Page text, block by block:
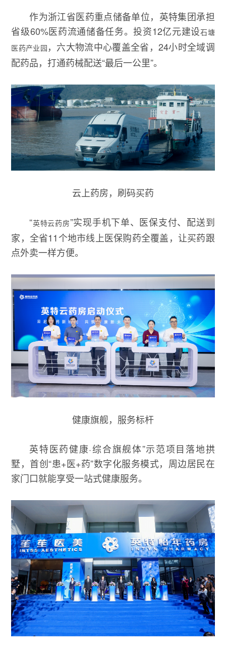
作为浙江省医药重点储备单位，英特集团承担
省级60%医药流通储备任务。投资12亿元建设石塘
医药产业园 ，六大物流中心覆盖全省，24小时全域调
配药品，打通药械配送“最后一公里”。
云上药房，刷码买药
“英特云药房”实现手机下单、医保支付、配送到
家，全省11个地市线上医保购药全覆盖，让买药跟
点外卖一样方便。
健康旗舰，服务标杆
英特医药健康·综合旗舰体”示范项目落地拱
墅，首创“患+医+药”数字化服务模式，周边居民在
家门口就能享受一站式健康服务。